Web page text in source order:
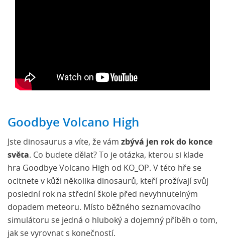
Goodbye Volcano High
Jste dinosaurus a víte, že vám zbývá jen rok do konce
světa. Co budete dělat? To je otázka, kterou si klade
hra Goodbye Volcano High od KO_OP. V této hře se
ocitnete v kůži několika dinosaurů, kteří prožívají svůj
poslední rok na střední škole před nevyhnutelným
dopadem meteoru. Místo běžného seznamovacího
simulátoru se jedná o hluboký a dojemný příběh o tom,
jak se vyrovnat s konečností.